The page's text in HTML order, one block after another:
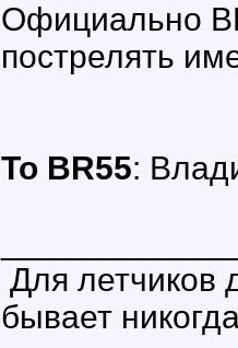
Официально
пострелять
To BR55:
Для летчиков
бывает